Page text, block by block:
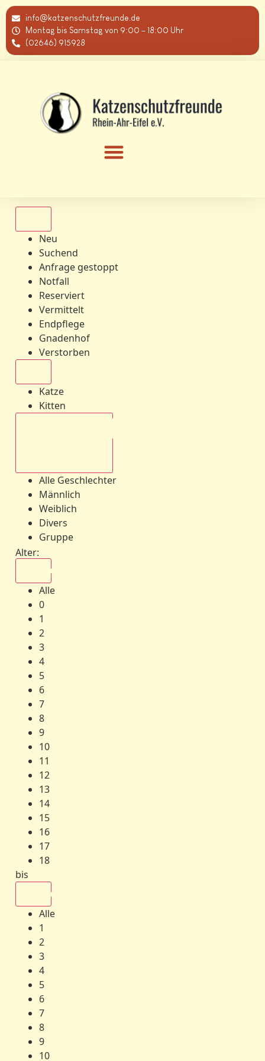
info@katzenschutzfreunde.de
Montag bis Samstag von 9:00 – 18:00 Uhr
(02646) 915928
Neu
Suchend
Anfrage gestoppt
Notfall
Reserviert
Vermittelt
Endpflege
Gnadenhof
Verstorben
Katze
Kitten
Alle Geschlechter
Männlich
Weiblich
Divers
Gruppe
Alter:
Alle
0
1
2
3
4
5
6
7
8
9
10
11
12
13
14
15
16
17
18
bis
Alle
1
2
3
4
5
6
7
8
9
10